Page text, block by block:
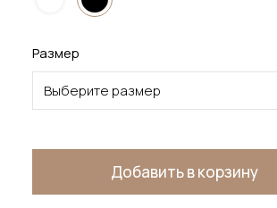
Размер
Выберите размер
Добавить в корзину